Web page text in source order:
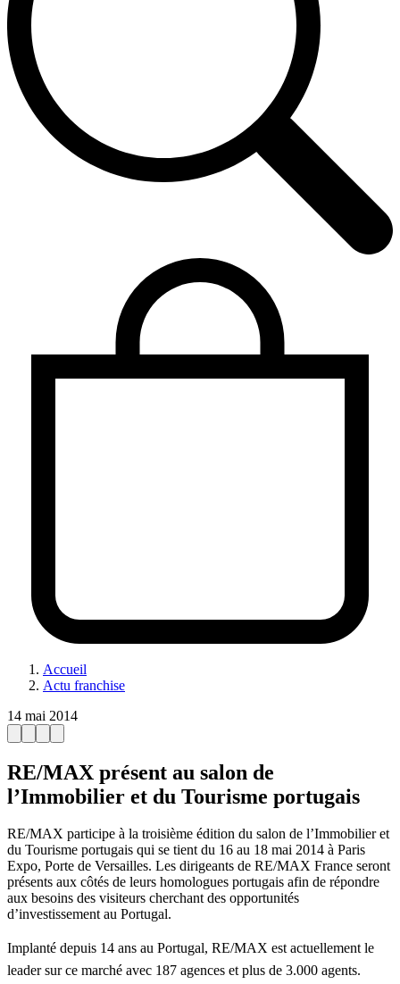
Accueil
Actu franchise
14 mai 2014
RE/MAX présent au salon de
l’Immobilier et du Tourisme portugais
RE/MAX participe à la troisième édition du salon de l’Immobilier et
du Tourisme portugais qui se tient du 16 au 18 mai 2014 à Paris
Expo, Porte de Versailles. Les dirigeants de RE/MAX France seront
présents aux côtés de leurs homologues portugais afin de répondre
aux besoins des visiteurs cherchant des opportunités
d’investissement au Portugal.
Implanté depuis 14 ans au Portugal, RE/MAX est actuellement le
leader sur ce marché avec 187 agences et plus de 3.000 agents.